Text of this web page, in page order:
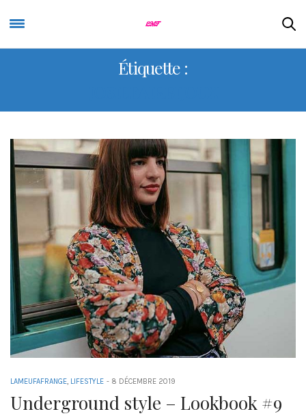
Étiquette :
LAMEUFAFRANGE, LIFESTYLE - 8 DÉCEMBRE 2019
Underground style – Lookbook #9